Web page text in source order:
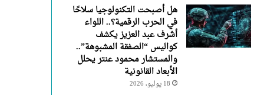
هل أصبحت التكنولوجيا سلاحًا
في الحرب الرقمية؟.. اللواء
أشرف عبد العزيز يكشف
كواليس “الصفقة المشبوهة”..
والمستشار محمود عنتر يحلل
الأبعاد القانونية
18 يوليو، 2026